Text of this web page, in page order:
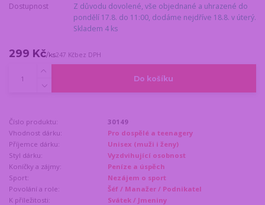
Dostupnost
Z důvodu dovolené, vše objednané a uhrazené do
pondělí 17.8. do 11:00, dodáme nejdříve 18.8. v úterý.
Skladem 4 ks
299 Kč/ks247 Kčbez DPH
Do košíku
Číslo produktu:
30149
Vhodnost dárku:
Pro dospělé a teenagery
Příjemce dárku:
Unisex (muži i ženy)
Styl dárku:
Vyzdvihující osobnost
Koníčky a zájmy:
Peníze a úspěch
Sport:
Nezájem o sport
Povolání a role:
Šéf / Manažer / Podnikatel
K příležitosti:
Svátek / Jmeniny